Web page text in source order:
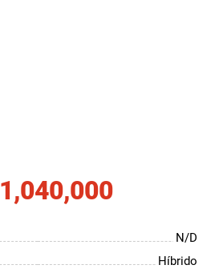
1,040,000
N/D
Híbrido